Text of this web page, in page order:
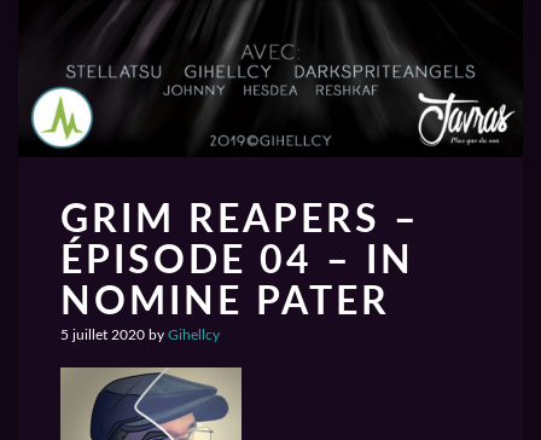
GRIM REAPERS –
ÉPISODE 04 – IN
NOMINE PATER
5 juillet 2020 by Gihellcy